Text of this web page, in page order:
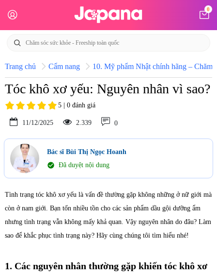
0
Trang chủ Cẩm nang 10. Mỹ phẩm Nhật chính hãng – Chăm
Tóc khô xơ yếu: Nguyên nhân vì sao?
5 | 0 đánh giá
11/12/2025 2.339 0
Bác sĩ Bùi Thị Ngọc Hoanh
check_circle Đã duyệt nội dung
Tình trạng tóc khô xơ yếu là vấn đề thường gặp không những ở nữ giới mà
còn ở nam giới. Bạn tốn nhiều tồn cho các sản phẩm dầu gội dưỡng ẩm
nhưng tình trạng vẫn không mấy khả quan. Vậy nguyên nhân do đâu? Làm
sao để khắc phục tình trạng này? Hãy cùng chúng tôi tìm hiểu nhé!
1. Các nguyên nhân thường gặp khiến tóc khô xơ